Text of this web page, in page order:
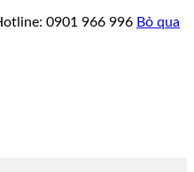
0901 966 996 Bỏ qua